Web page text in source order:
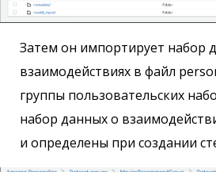
Затем он импортирует набор
взаимодействиях в файл
группы пользовательских
набор данных о
и определены при создании